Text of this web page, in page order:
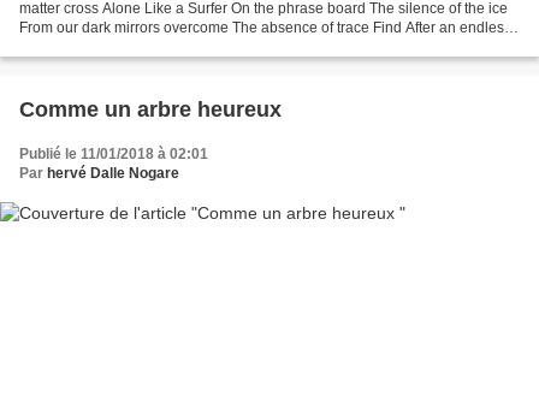
matter cross Alone Like a Surfer On the phrase board The silence of the ice
From our dark mirrors overcome The absence of trace Find After an endless
Comme un arbre heureux
Publié le 11/01/2018 à 02:01
Par hervé Dalle Nogare